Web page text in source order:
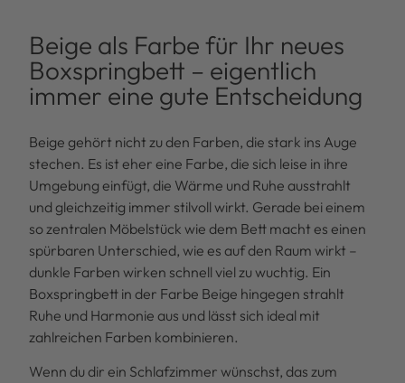
Beige als Farbe für Ihr neues
Boxspringbett – eigentlich
immer eine gute Entscheidung
Beige gehört nicht zu den Farben, die stark ins Auge
stechen. Es ist eher eine Farbe, die sich leise in ihre
Umgebung einfügt, die Wärme und Ruhe ausstrahlt
und gleichzeitig immer stilvoll wirkt. Gerade bei einem
so zentralen Möbelstück wie dem Bett macht es einen
spürbaren Unterschied, wie es auf den Raum wirkt –
dunkle Farben wirken schnell viel zu wuchtig. Ein
Boxspringbett in der Farbe Beige hingegen strahlt
Ruhe und Harmonie aus und lässt sich ideal mit
zahlreichen Farben kombinieren.
Wenn du dir ein Schlafzimmer wünschst, das zum